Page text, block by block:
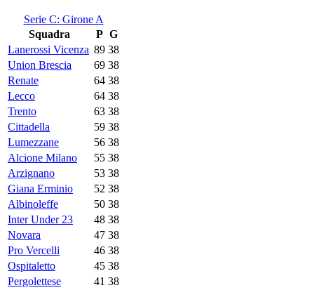
Serie C: Girone A
Squadra
P G
Lanerossi Vicenza 89 38
Union Brescia
69 38
Renate
64 38
Lecco
64 38
Trento
63 38
Cittadella
59 38
Lumezzane
56 38
Alcione Milano
55 38
Arzignano
53 38
Giana Erminio
52 38
Albinoleffe
50 38
Inter Under 23
48 38
Novara
47 38
Pro Vercelli
46 38
Ospitaletto
45 38
Pergolettese
41 38